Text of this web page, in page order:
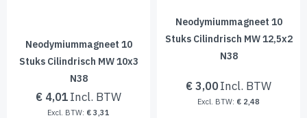
Neodymiummagneet 10
Stuks Cilindrisch MW 10x3
N38
€ 4,01
€ 3,31
Neodymiummagneet 10
Stuks Cilindrisch MW 12,5x2
N38
€ 3,00
€ 2,48